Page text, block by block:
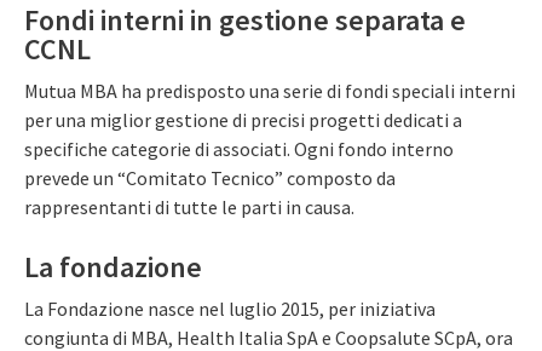
Fondi interni in gestione separata e
CCNL
Mutua MBA ha predisposto una serie di fondi speciali interni
per una miglior gestione di precisi progetti dedicati a
specifiche categorie di associati. Ogni fondo interno
prevede un “Comitato Tecnico” composto da
rappresentanti di tutte le parti in causa.
La fondazione
La Fondazione nasce nel luglio 2015, per iniziativa
congiunta di MBA, Health Italia SpA e Coopsalute SCpA, ora